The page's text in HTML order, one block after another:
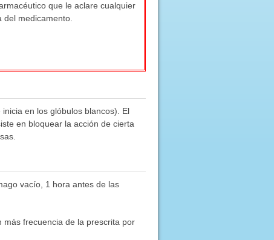
que le aclare cualquier
del medicamento.
en los glóbulos blancos). El
en bloquear la acción de cierta
vacío, 1 hora antes de las
más frecuencia de la prescrita por